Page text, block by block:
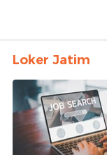
Loker Jatim